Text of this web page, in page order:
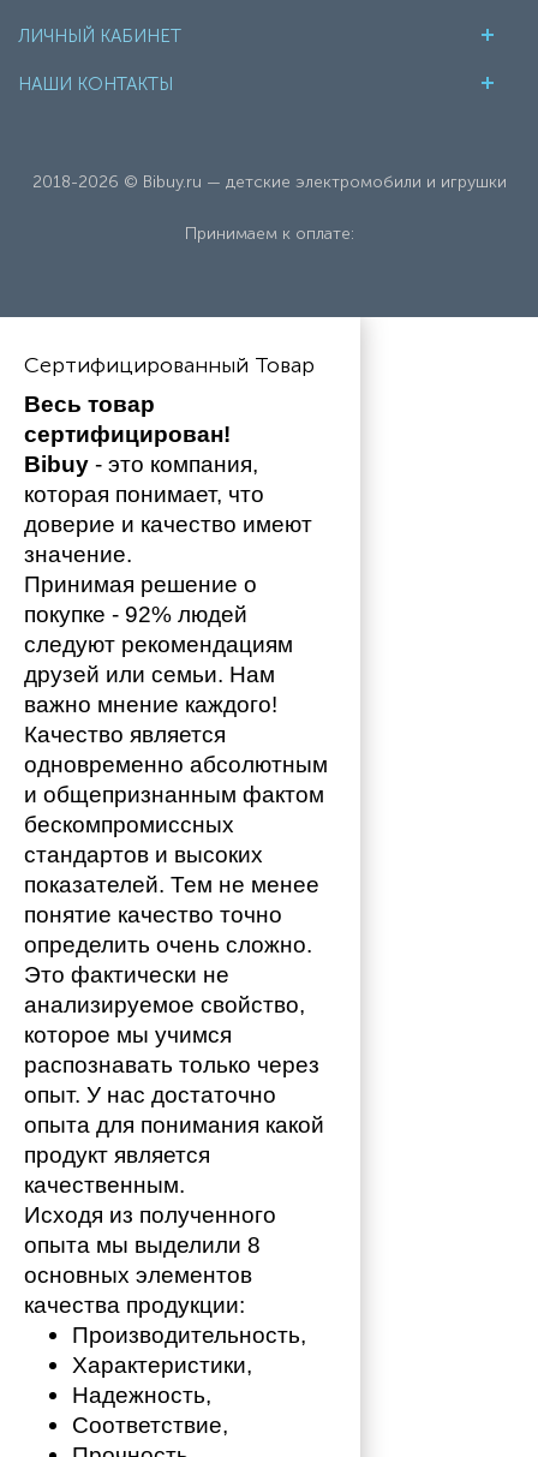
ЛИЧНЫЙ КАБИНЕТ
НАШИ КОНТАКТЫ
2018-2026 © Bibuy.ru — детские электромобили и игрушки
Принимаем к оплате:
Сертифицированный Товар
Весь товар
сертифицирован!
Bibuy - это компания,
которая понимает, что
доверие и качество имеют
значение.
Принимая решение о
покупке - 92% людей
следуют рекомендациям
друзей или семьи. Нам
важно мнение каждого!
Качество является
одновременно абсолютным
и общепризнанным фактом
бескомпромиссных
стандартов и высоких
показателей. Тем не менее
понятие качество точно
определить очень сложно.
Это фактически не
анализируемое свойство,
которое мы учимся
распознавать только через
опыт. У нас достаточно
опыта для понимания какой
продукт является
качественным.
Исходя из полученного
опыта мы выделили 8
основных элементов
качества продукции:
Производительность,
Характеристики,
Надежность,
Соответствие,